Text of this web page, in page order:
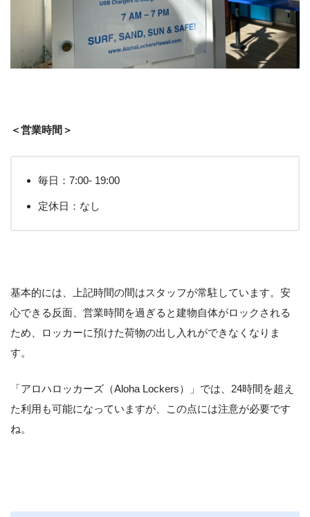
＜営業時間＞
毎日：7:00- 19:00
定休日：なし
基本的には、上記時間の間はスタッフが常駐しています。安
心できる反面、営業時間を過ぎると建物自体がロックされる
ため、ロッカーに預けた荷物の出し入れができなくなりま
す。
「アロハロッカーズ（Aloha Lockers）」では、24時間を超え
た利用も可能になっていますが、この点には注意が必要です
ね。